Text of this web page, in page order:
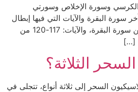
الكرسي وسورة الإخلاص وسورتي
سورة البقرة والآيات التي فيها إبطال
السحر وهي: آية: 102 من سورة البقرة، والآيات: 117-120 من
[…]
الثلاثة؟
السحر إلى ثلاثة أنواع، تتجلى في